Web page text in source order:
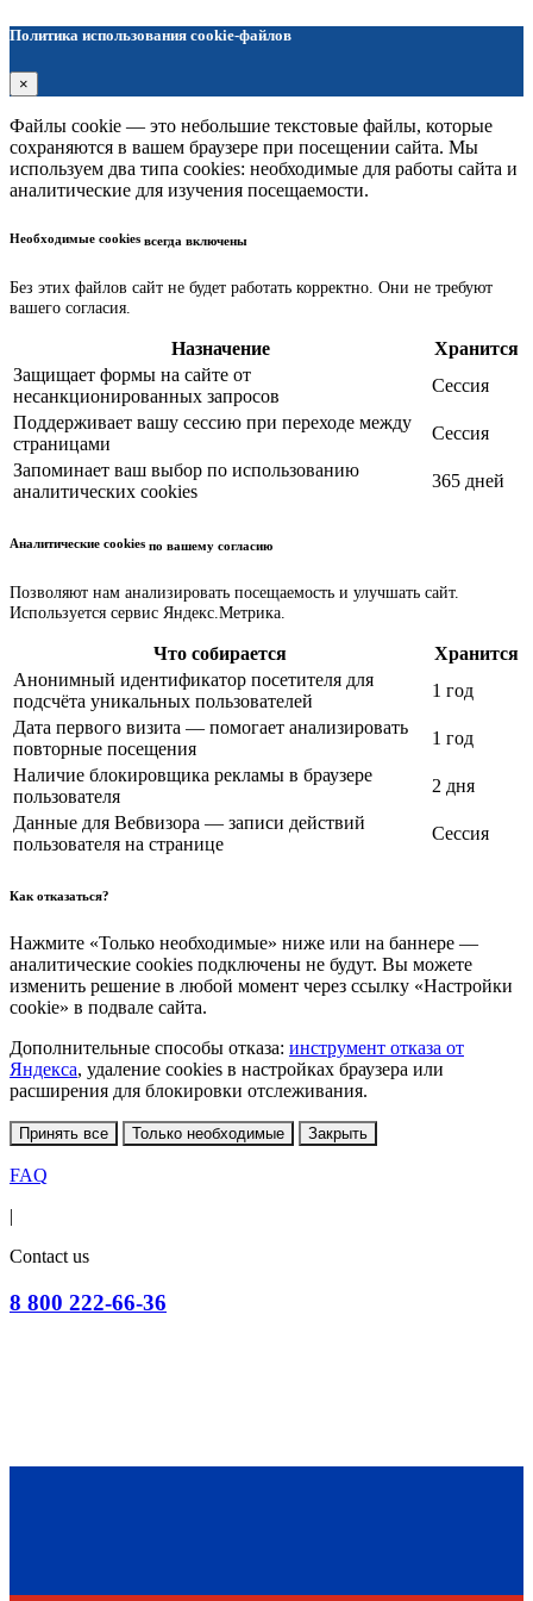
Политика использования cookie-файлов
×
Файлы cookie — это небольшие текстовые файлы, которые
сохраняются в вашем браузере при посещении сайта. Мы
используем два типа cookies: необходимые для работы сайта и
аналитические для изучения посещаемости.
Необходимые cookies всегда включены
Без этих файлов сайт не будет работать корректно. Они не требуют
вашего согласия.
Назначение
Хранится
Защищает формы на сайте от
несанкционированных запросов
Сессия
Поддерживает вашу сессию при переходе между
страницами
Сессия
Запоминает ваш выбор по использованию
аналитических cookies
365 дней
Аналитические cookies по вашему согласию
Позволяют нам анализировать посещаемость и улучшать сайт.
Используется сервис Яндекс.Метрика.
Что собирается
Хранится
Анонимный идентификатор посетителя для
подсчёта уникальных пользователей
1 год
Дата первого визита — помогает анализировать
повторные посещения
1 год
Наличие блокировщика рекламы в браузере
пользователя
2 дня
Данные для Вебвизора — записи действий
пользователя на странице
Сессия
Как отказаться?
Нажмите «Только необходимые» ниже или на баннере —
аналитические cookies подключены не будут. Вы можете
изменить решение в любой момент через ссылку «Настройки
cookie» в подвале сайта.
Дополнительные способы отказа: инструмент отказа от
Яндекса, удаление cookies в настройках браузера или
расширения для блокировки отслеживания.
Принять все Только необходимые Закрыть
FAQ
|
Contact us
8 800 222-66-36